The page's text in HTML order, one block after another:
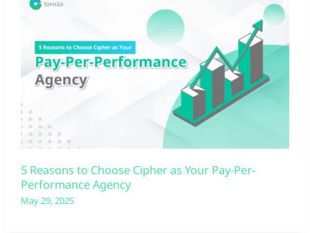
5 Reasons to Choose Cipher as Your Pay-Per-
Performance Agency
May 29, 2025